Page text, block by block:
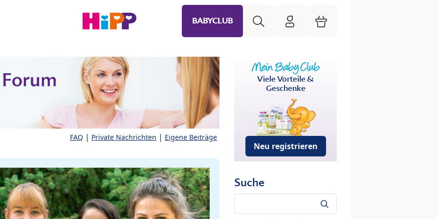
BABYCLUB HiPP Mein Babyclub
Warenkorb
FAQ | Private Nachrichten | Eigene Beiträge
Viele Vorteile &
Geschenke
Neu registrieren
Suche